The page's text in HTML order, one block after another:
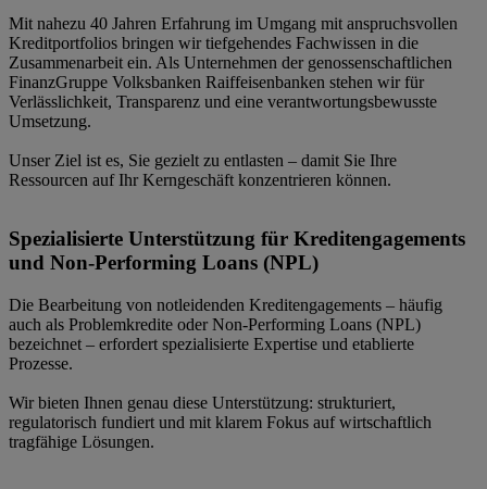
Mit nahezu 40 Jahren Erfahrung im Umgang mit anspruchsvollen
Kreditportfolios bringen wir tiefgehendes Fachwissen in die
Zusammenarbeit ein. Als Unternehmen der genossenschaftlichen
FinanzGruppe Volksbanken Raiffeisenbanken stehen wir für
Verlässlichkeit, Transparenz und eine verantwortungsbewusste
Umsetzung.
Unser Ziel ist es, Sie gezielt zu entlasten – damit Sie Ihre
Ressourcen auf Ihr Kerngeschäft konzentrieren können.
Spezialisierte Unterstützung für Kreditengagements
und Non-Performing Loans (NPL)
Die Bearbeitung von notleidenden Kreditengagements – häufig
auch als Problemkredite oder Non-Performing Loans (NPL)
bezeichnet – erfordert spezialisierte Expertise und etablierte
Prozesse.
Wir bieten Ihnen genau diese Unterstützung: strukturiert,
regulatorisch fundiert und mit klarem Fokus auf wirtschaftlich
tragfähige Lösungen.